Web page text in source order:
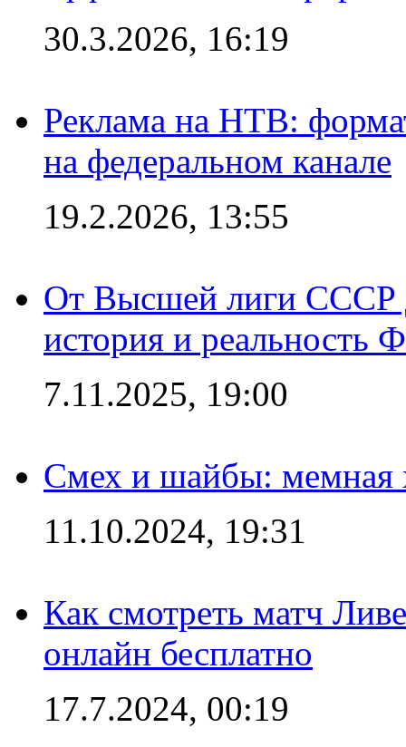
30.3.2026, 16:19
Реклама на НТВ:
на федеральном канале
19.2.2026, 13:55
От Высшей лиги СССР
история и реальность
7.11.2025, 19:00
Смех и шайбы: мемная
11.10.2024, 19:31
Как смотреть матч
онлайн бесплатно
17.7.2024, 00:19